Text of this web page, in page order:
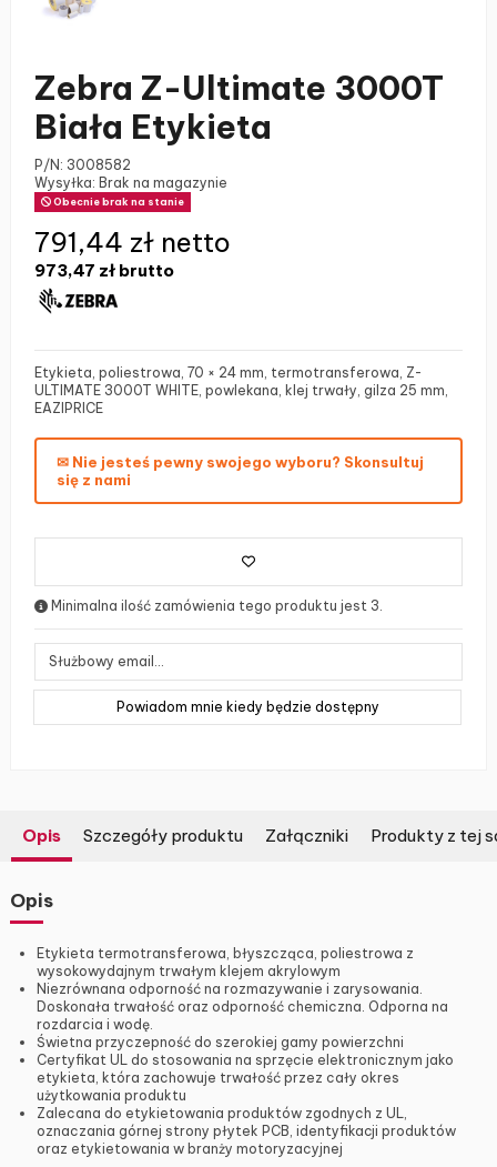
Zebra Z-Ultimate 3000T
Biała Etykieta
P/N: 3008582
Wysyłka: Brak na magazynie
Obecnie brak na stanie
973,47 zł brutto
791,44 zł netto
Etykieta, poliestrowa, 70 × 24 mm, termotransferowa, Z-
ULTIMATE 3000T WHITE, powlekana, klej trwały, gilza 25 mm,
EAZIPRICE
✉ Nie jesteś pewny swojego wyboru? Skonsultuj
się z nami
Minimalna ilość zamówienia tego produktu jest 3.
Opis Szczegóły produktu Załączniki Produkty z tej
Opis
Etykieta termotransferowa, błyszcząca, poliestrowa z
wysokowydajnym trwałym klejem akrylowym
Niezrównana odporność na rozmazywanie i zarysowania.
Doskonała trwałość oraz odporność chemiczna. Odporna na
rozdarcia i wodę.
Świetna przyczepność do szerokiej gamy powierzchni
Certyfikat UL do stosowania na sprzęcie elektronicznym jako
etykieta, która zachowuje trwałość przez cały okres
użytkowania produktu
Zalecana do etykietowania produktów zgodnych z UL,
oznaczania górnej strony płytek PCB, identyfikacji produktów
oraz etykietowania w branży motoryzacyjnej